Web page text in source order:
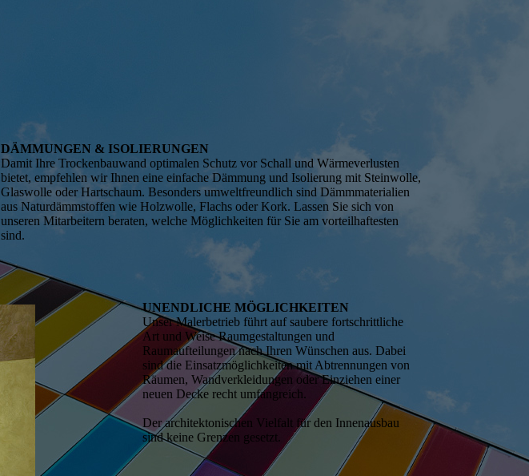
DÄMMUNGEN & ISOLIERUNGEN
Damit Ihre Trockenbauwand optimalen Schutz vor Schall und Wärmeverlusten
bietet, empfehlen wir Ihnen eine einfache Dämmung und Isolierung mit Steinwolle,
Glaswolle oder Hartschaum. Besonders umweltfreundlich sind Dämmmaterialien
aus Naturdämmstoffen wie Holzwolle, Flachs oder Kork. Lassen Sie sich von
unseren Mitarbeitern beraten, welche Möglichkeiten für Sie am vorteilhaftesten
sind.
UNEND­LICHE MÖGLICH­KEITEN
Unser Malerbetrieb führt auf saubere fortschrittliche
Art und Weise Raumgestaltungen und
Raumaufteilungen nach Ihren Wünschen aus. Dabei
sind die Einsatzmöglichkeiten mit Abtrennungen von
Räumen, Wandverkleidungen oder Einziehen einer
neuen Decke recht umfangreich.
Der architektonischen Vielfalt für den Innenausbau
sind keine Grenzen gesetzt.